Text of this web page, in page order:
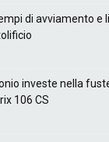
di avviamento e
investe nella
106 CS